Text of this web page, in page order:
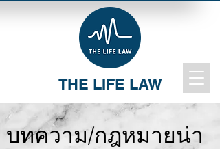
THE LIFE LAW
บทความ/กฎหมายน่า